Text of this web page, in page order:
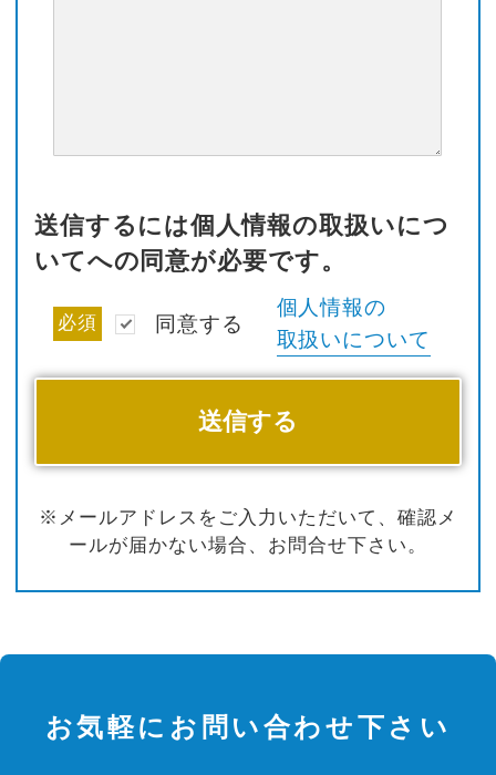
送信するには個人情報の取扱いにつ
いてへの同意が必要です。
必須 同意する
個人情報の
取扱いについて
※メールアドレスをご入力いただいて、確認メ
ールが届かない場合、お問合せ下さい。
お気軽にお問い合わせ下さい